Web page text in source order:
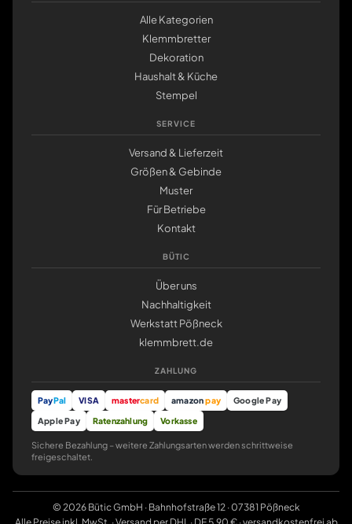
Alle Kategorien
Klemmbretter
Dekoration
Haushalt & Küche
Stempel
SERVICE
Versand & Lieferzeit
Größen & Gebinde
Muster
Für Betriebe
Kontakt
BÜTIC
Über uns
Nachhaltigkeit
Werkstatt Pößneck
klemmbrett.de
ZAHLUNG
PayPal VISA mastercard amazonpay
Google Pay
Apple Pay
Ratenzahlung Vorkasse
Sichere Bezahlung – weitere Zahlungsarten werden schrittweise
freigeschaltet.
© 2026 Bütic GmbH · Bahnhofstraße 12 · 07381 Pößneck